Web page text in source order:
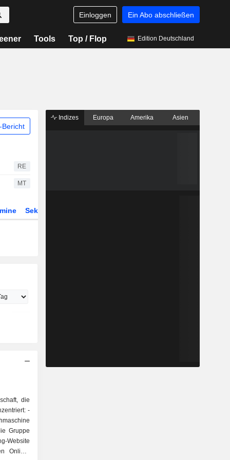
Einloggen Ein Abo abschließen
Tools Top / Flop Edition Deutschland
Bericht
RE
MT
Sektor
die
-
Gruppe
Website
Online-
Indizes Europa Amerika Asien